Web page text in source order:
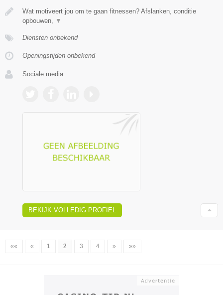
Wat motiveert jou om te gaan fitnessen? Afslanken, conditie
opbouwen, ▼
Diensten onbekend
Openingstijden onbekend
Sociale media:
BEKIJK VOLLEDIG PROFIEL
«« « 1 2 3 4 » »»